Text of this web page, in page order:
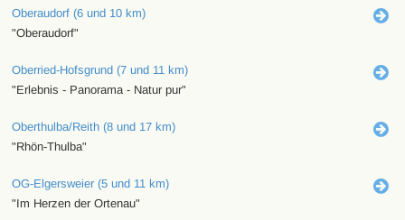
Oberaudorf (6 und 10 km)
"Oberaudorf"
Oberried-Hofsgrund (7 und 11 km)
"Erlebnis - Panorama - Natur pur"
Oberthulba/Reith (8 und 17 km)
"Rhön-Thulba"
OG-Elgersweier (5 und 11 km)
"Im Herzen der Ortenau"